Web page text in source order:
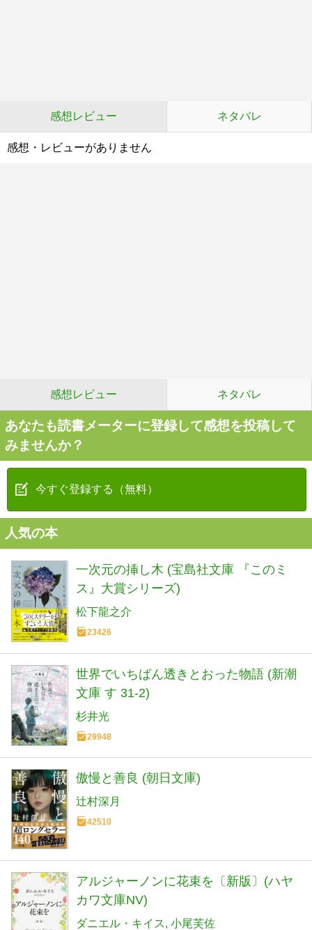
感想レビュー ネタバレ
感想・レビューがありません
感想レビュー ネタバレ
あなたも読書メーターに登録して感想を投稿して
みませんか？
今すぐ登録する（無料）
人気の本
一次元の挿し木 (宝島社文庫 『このミ
ス』大賞シリーズ)
松下龍之介
23426
世界でいちばん透きとおった物語 (新潮
文庫 す 31-2)
杉井光
29948
傲慢と善良 (朝日文庫)
辻村深月
42510
アルジャーノンに花束を〔新版〕(ハヤ
カワ文庫NV)
ダニエル・キイス 小尾芙佐